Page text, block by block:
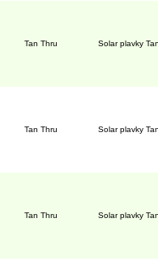
Tan Thru Solar plavky
Tan Thru Solar plavky
Tan Thru Solar plavky